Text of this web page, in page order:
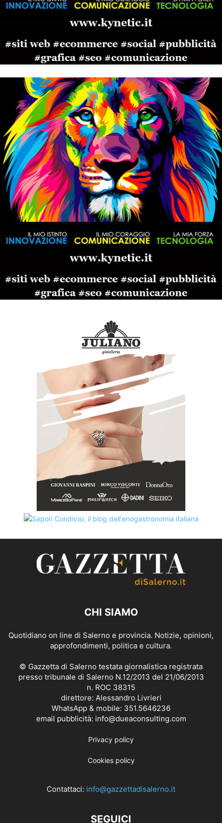
CHI SIAMO
Quotidiano on line di Salerno e provincia. Notizie, opinioni,
approfondimenti, politica e cultura.
© Gazzetta di Salerno testata giornalistica registrata
presso tribunale di Salerno N.12/2013 del 21/06/2013
n. ROC 38315
direttore: Alessandro Livrieri
WhatsApp & mobile: 351.5646236
email pubblicità: info@dueaconsulting.com
Privacy policy
Cookies policy
Contattaci: info@gazzettadisalerno.it
SEGUICI